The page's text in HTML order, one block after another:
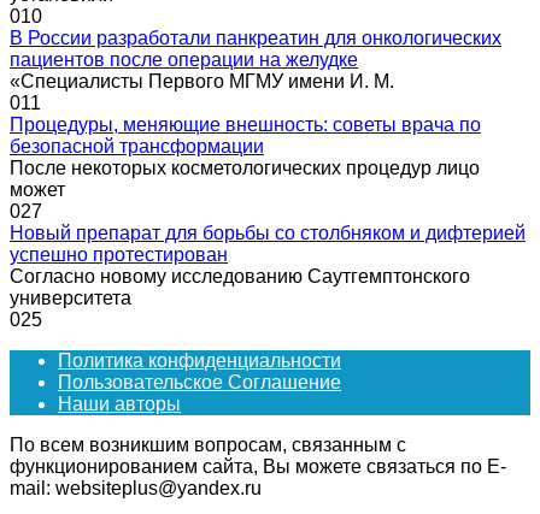
010
В России разработали панкреатин для онкологических
пациентов после операции на желудке
«Специалисты Первого МГМУ имени И. М.
011
Процедуры, меняющие внешность: советы врача по
безопасной трансформации
После некоторых косметологических процедур лицо
может
027
Новый препарат для борьбы со столбняком и дифтерией
успешно протестирован
Согласно новому исследованию Саутгемптонского
университета
025
Политика конфиденциальности
Пользовательское Соглашение
Наши авторы
По всем возникшим вопросам, связанным с
функционированием сайта, Вы можете связаться по E-
mail: websiteplus@yandex.ru